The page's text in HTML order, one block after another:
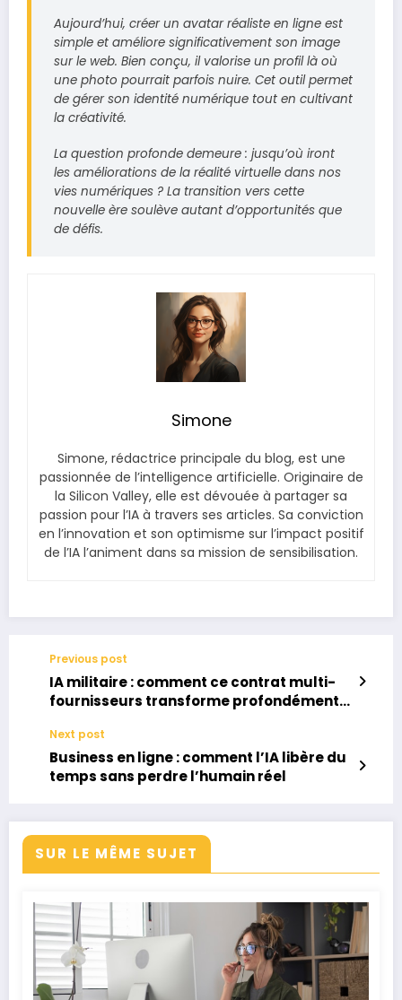
Aujourd’hui, créer un avatar réaliste en ligne est
simple et améliore significativement son image
sur le web. Bien conçu, il valorise un profil là où
une photo pourrait parfois nuire. Cet outil permet
de gérer son identité numérique tout en cultivant
la créativité.
La question profonde demeure : jusqu’où iront
les améliorations de la réalité virtuelle dans nos
vies numériques ? La transition vers cette
nouvelle ère soulève autant d’opportunités que
de défis.
Simone
Simone, rédactrice principale du blog, est une
passionnée de l’intelligence artificielle. Originaire de
la Silicon Valley, elle est dévouée à partager sa
passion pour l’IA à travers ses articles. Sa conviction
en l’innovation et son optimisme sur l’impact positif
de l’IA l’animent dans sa mission de sensibilisation.
Previous post
IA militaire : comment ce contrat multi-
fournisseurs transforme profondément
Next post
Business en ligne : comment l’IA libère du
temps sans perdre l’humain réel
SUR LE MÊME SUJET